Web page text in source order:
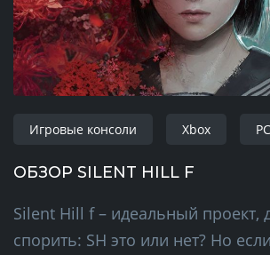
Игровые консоли Xbox PC
ОБЗОР SILENT HILL F
Silent Hill f – идеальный проект,
спорить: SH это или нет? Но